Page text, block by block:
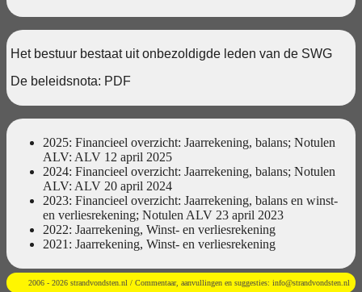
Het bestuur bestaat uit onbezoldigde leden van de SWG
De beleidsnota: PDF
2025: Financieel overzicht: Jaarrekening, balans; Notulen
ALV: ALV 12 april 2025
2024: Financieel overzicht: Jaarrekening, balans; Notulen
ALV: ALV 20 april 2024
2023: Financieel overzicht: Jaarrekening, balans en winst-
en verliesrekening; Notulen ALV 23 april 2023
2022: Jaarrekening, Winst- en verliesrekening
2021: Jaarrekening, Winst- en verliesrekening
2006 - 2026 strandvondsten.nl / Commentaar, aanvullingen en suggesties: info@strandvondsten.nl